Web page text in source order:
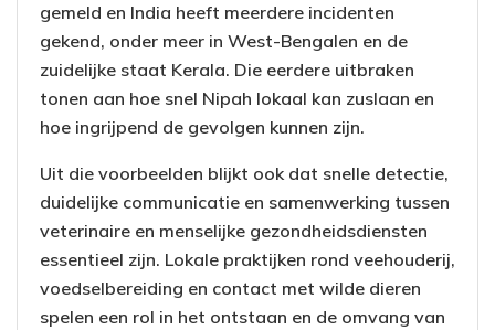
gemeld en India heeft meerdere incidenten
gekend, onder meer in West-Bengalen en de
zuidelijke staat Kerala. Die eerdere uitbraken
tonen aan hoe snel Nipah lokaal kan zuslaan en
hoe ingrijpend de gevolgen kunnen zijn.
Uit die voorbeelden blijkt ook dat snelle detectie,
duidelijke communicatie en samenwerking tussen
veterinaire en menselijke gezondheidsdiensten
essentieel zijn. Lokale praktijken rond veehouderij,
voedselbereiding en contact met wilde dieren
spelen een rol in het ontstaan en de omvang van